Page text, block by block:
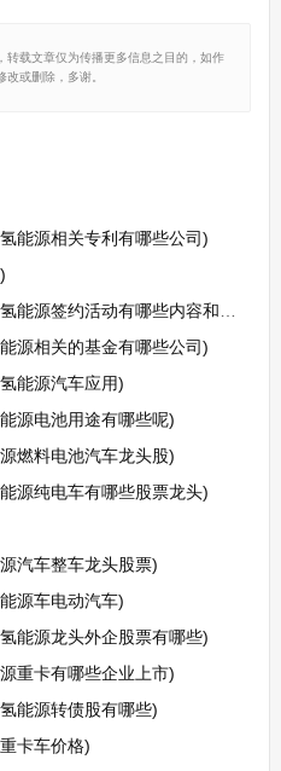
转载文章仅为传播更多信息之目的，如作
或删除，多谢。
能源相关专利有哪些公司)
源签约活动有哪些内容和方法)
源相关的基金有哪些公司)
能源汽车应用)
源电池用途有哪些呢)
燃料电池汽车龙头股)
源纯电车有哪些股票龙头)
汽车整车龙头股票)
源车电动汽车)
能源龙头外企股票有哪些)
重卡有哪些企业上市)
能源转债股有哪些)
卡车价格)